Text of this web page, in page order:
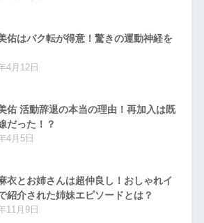
佑はバク転が得意！驚きの運動神経を
4月12日
佑 活動辞退の本当の理由！再加入は既
だった！？
4月5日
衣とお姉さんは超仲良し！おしゃれイ
紹介された姉妹エピソードとは？
11月9日